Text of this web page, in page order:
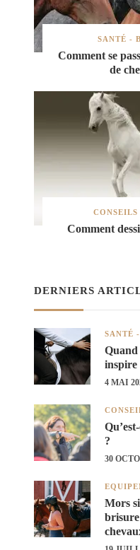
SANTÉ -
Comment se
de
Comment
DERNIERS
SANTÉ
Quand
inspire
4 MAI
?
30
Mors